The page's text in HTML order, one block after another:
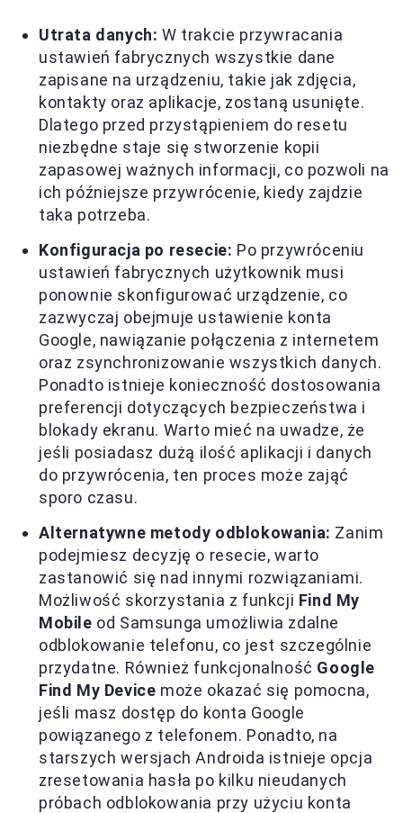
Utrata danych: W trakcie przywracania
ustawień fabrycznych wszystkie dane
zapisane na urządzeniu, takie jak zdjęcia,
kontakty oraz aplikacje, zostaną usunięte.
Dlatego przed przystąpieniem do resetu
niezbędne staje się stworzenie kopii
zapasowej ważnych informacji, co pozwoli na
ich późniejsze przywrócenie, kiedy zajdzie
taka potrzeba.
Konfiguracja po resecie: Po przywróceniu
ustawień fabrycznych użytkownik musi
ponownie skonfigurować urządzenie, co
zazwyczaj obejmuje ustawienie konta
Google, nawiązanie połączenia z internetem
oraz zsynchronizowanie wszystkich danych.
Ponadto istnieje konieczność dostosowania
preferencji dotyczących bezpieczeństwa i
blokady ekranu. Warto mieć na uwadze, że
jeśli posiadasz dużą ilość aplikacji i danych
do przywrócenia, ten proces może zająć
sporo czasu.
Alternatywne metody odblokowania: Zanim
podejmiesz decyzję o resecie, warto
zastanowić się nad innymi rozwiązaniami.
Możliwość skorzystania z funkcji Find My
Mobile od Samsunga umożliwia zdalne
odblokowanie telefonu, co jest szczególnie
przydatne. Również funkcjonalność Google
Find My Device może okazać się pomocna,
jeśli masz dostęp do konta Google
powiązanego z telefonem. Ponadto, na
starszych wersjach Androida istnieje opcja
zresetowania hasła po kilku nieudanych
próbach odblokowania przy użyciu konta